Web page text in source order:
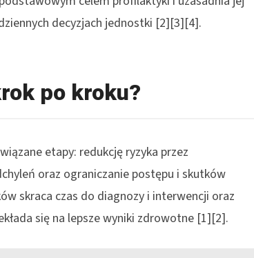
decyzjach jednostki [2][3][4].
po kroku?
etapy: redukcję ryzyka przez
oraz ograniczanie postępu i skutków
skraca czas do diagnozy i interwencji oraz
się na lepsze wyniki zdrowotne [1][2].